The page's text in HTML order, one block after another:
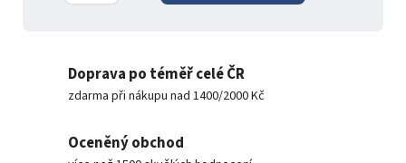
Doprava po téměř celé ČR
zdarma při nákupu nad 1400/2000 Kč
Oceněný obchod